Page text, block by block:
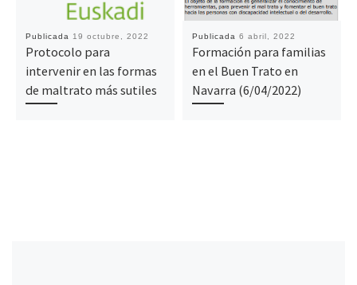
Publicada 19 octubre, 2022
Protocolo para
intervenir en las formas
de maltrato más sutiles
Publicada 6 abril, 2022
Formación para familias
en el Buen Trato en
Navarra (6/04/2022)